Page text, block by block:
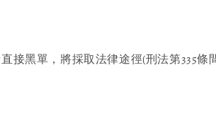
接黑單，將採取法律途徑(刑法第335條